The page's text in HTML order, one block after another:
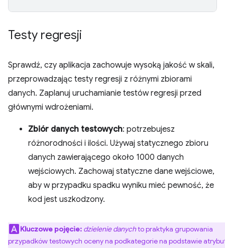
Testy regresji
Sprawdź, czy aplikacja zachowuje wysoką jakość w skali,
przeprowadzając testy regresji z różnymi zbiorami
danych. Zaplanuj uruchamianie testów regresji przed
głównymi wdrożeniami.
Zbiór danych testowych: potrzebujesz
różnorodności i ilości. Używaj statycznego zbioru
danych zawierającego około 1000 danych
wejściowych. Zachowaj statyczne dane wejściowe,
aby w przypadku spadku wyniku mieć pewność, że
kod jest uszkodzony.
Kluczowe pojęcie: dzielenie danychto praktyka grupowania
przypadków testowych oceny na podkategorie na podstawie